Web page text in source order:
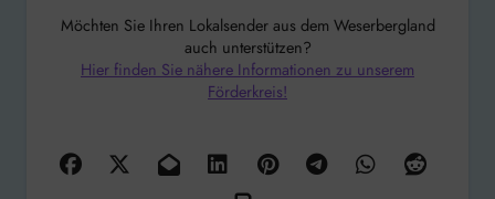
Möchten Sie Ihren Lokalsender aus dem Weserbergland
auch unterstützen?
Hier finden Sie nähere Informationen zu unserem
Förderkreis!